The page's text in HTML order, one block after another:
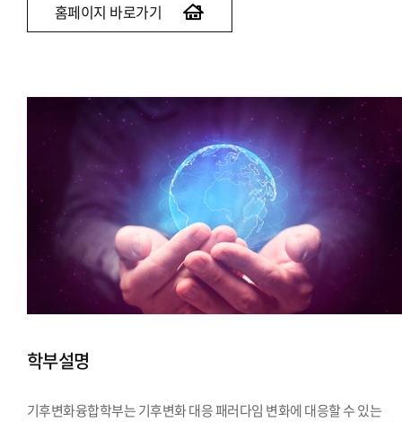
홈페이지 바로가기
학부설명
기후변화융합학부는 기후변화 대응 패러다임 변화에 대응할 수 있는